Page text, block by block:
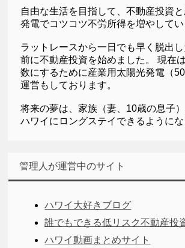
自由な生活を目指して、不動産投資
発電でコツコツ不労所得を増やしてい
ラットレースから一日でも早く脱出
前に不動産投資を始めました。 現在
数にするために産業用太陽光発電（
運営もしております。
将来の夢は、家族（妻、10歳の息子
ハワイにロングステイできるようにな
管理人が運営中のサイト
ハワイ大好きブログ
誰でもできる低リスク不動産投
ハワイ動画まとめサイト